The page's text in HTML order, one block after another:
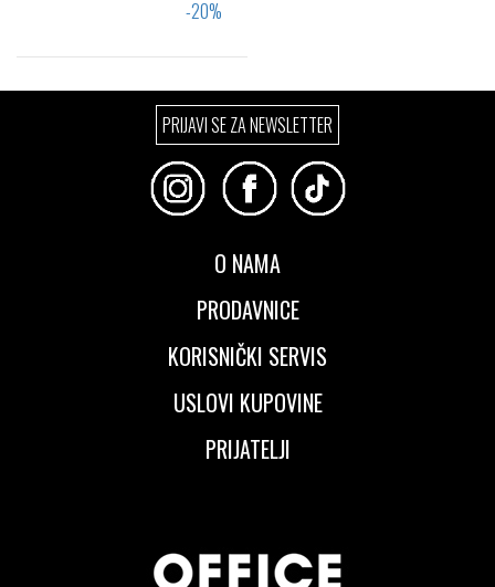
Izaberi željeni broj:
43
46
PRIJAVI SE ZA NEWSLETTER
O NAMA
PRODAVNICE
KORISNIČKI SERVIS
USLOVI KUPOVINE
PRIJATELJI